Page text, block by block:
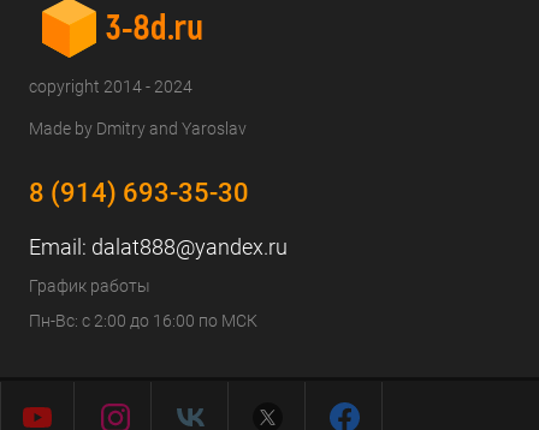
copyright 2014 - 2024
Made by Dmitry and Yaroslav
8 (914) 693-35-30
Email: dalat888@yandex.ru
График работы
Пн-Вс: с 2:00 до 16:00 по МСК